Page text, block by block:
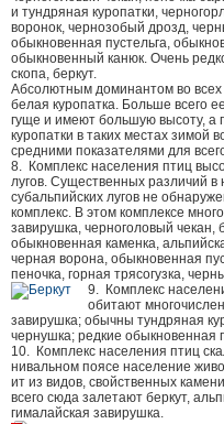
и тундряная куропатки,
воронок, чернозобый дрозд,
обыкновенная пустельга,
обыкновенный канюк. Очень
скопа, беркут.
Абсолютным доминантом во
белая куропатка. Больше всего
гуще и имеют большую высоту, а
куропатки в таких местах зимой
средними показателями для
8. Комплекс населения птиц
лугов. Существенных различий
субальпийских лугов не
комплекс. В этом комплексе
завирушка, черноголовый чекан,
обыкновенная каменка,
черная ворона, обыкновенная
пеночка, горная трясогузка,
9. Комплекс
обитают
завирушка; обычны тундряная
чернушка; редкие обыкновенная
10. Комплекс населения птиц
нивальном поясе население
ит из видов, свойственных
всего сюда залетают беркут,
гималайская завирушка.